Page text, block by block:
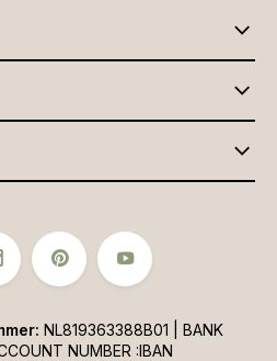
NL819363388B01 | BANK
NUMBER :IBAN